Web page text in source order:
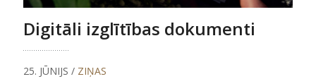
Digitāli izglītības dokumenti
25. JŪNIJS / ZIŅAS